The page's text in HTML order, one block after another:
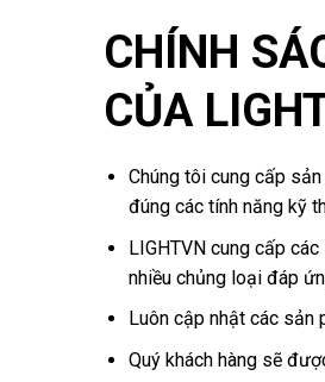
CHÍNH
CỦA
Chúng tôi cung cấp
đúng các tính năng kỹ
LIGHTVN cung cấp
nhiều chủng loại đáp
Luôn cập nhật các sản
Quý khách hàng sẽ